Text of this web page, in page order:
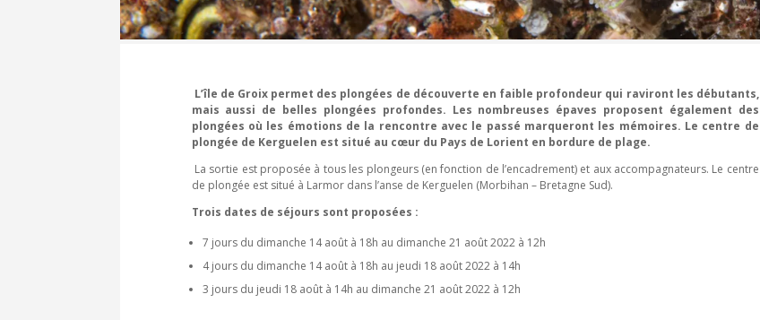
L’île de Groix permet des plongées de découverte en faible profondeur qui raviront les débutants,
mais aussi de belles plongées profondes. Les nombreuses épaves proposent également des
plongées où les émotions de la rencontre avec le passé marqueront les mémoires. Le centre de
plongée de Kerguelen est situé au cœur du Pays de Lorient en bordure de plage.
La sortie est proposée à tous les plongeurs (en fonction de l’encadrement) et aux accompagnateurs. Le centre
de plongée est situé à Larmor dans l’anse de Kerguelen (Morbihan – Bretagne Sud).
Trois dates de séjours sont proposées :
7 jours du dimanche 14 août à 18h au dimanche 21 août 2022 à 12h
4 jours du dimanche 14 août à 18h au jeudi 18 août 2022 à 14h
3 jours du jeudi 18 août à 14h au dimanche 21 août 2022 à 12h